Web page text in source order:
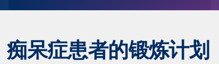
痴呆症患者的锻炼计划